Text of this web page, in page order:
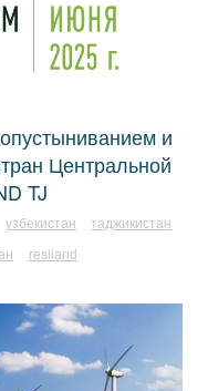
и
Центральной
TJ
узбекистан
таджикистан
resiland